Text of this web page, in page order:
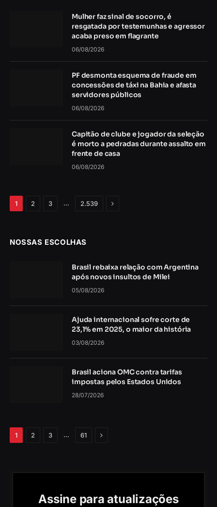
Mulher faz sinal de socorro, é
resgatada por testemunhas e agressor
acaba preso em flagrante
06/08/2026
PF desmonta esquema de fraude em
concessões de táxi na Bahia e afasta
servidores públicos
06/08/2026
Capitão de clube e jogador da seleção
é morto a pedradas durante assalto em
frente de casa
06/08/2026
1 2 3 … 2.539 Próximo
NOSSAS ESCOLHAS
Brasil rebaixa relação com Argentina
após novos insultos de Milei
05/08/2026
Ajuda internacional sofre corte de
23,1% em 2025, o maior da história
03/08/2026
Brasil aciona OMC contra tarifas
impostas pelos Estados Unidos
28/07/2026
1 2 3 … 61 Próximo
Assine para atualizações